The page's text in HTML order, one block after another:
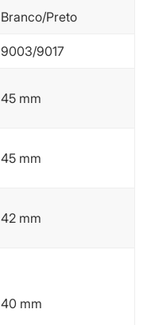
Branco/Preto
9003/9017
45 mm
45 mm
42 mm
40 mm